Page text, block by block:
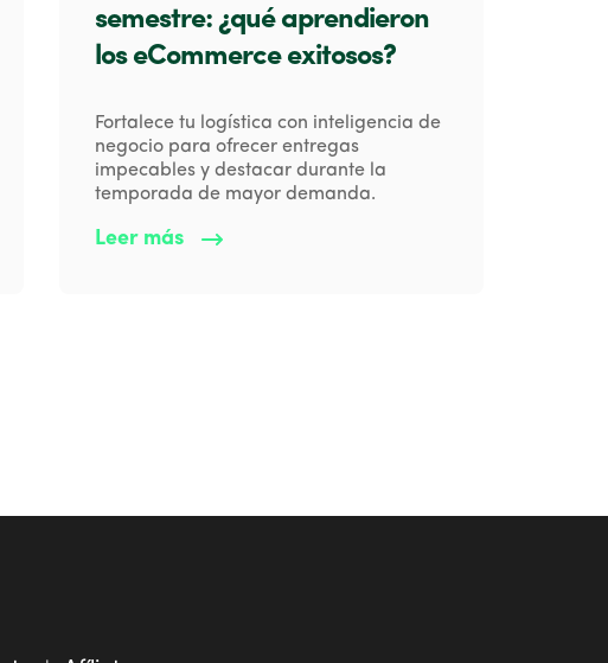
semestre: ¿qué aprendieron
los eCommerce exitosos?
Fortalece tu logística con inteligencia de
negocio para ofrecer entregas
impecables y destacar durante la
temporada de mayor demanda.
Leer más